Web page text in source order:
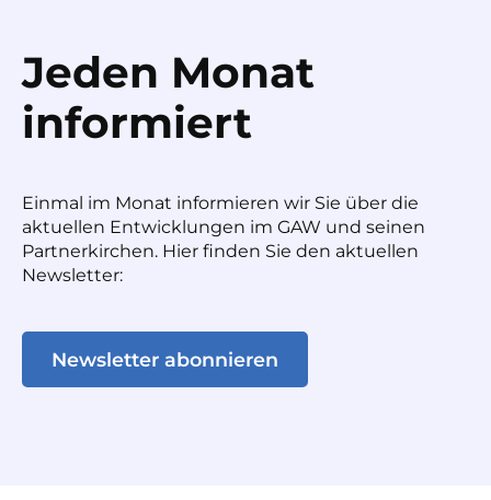
Jeden Monat
informiert
Einmal im Monat informieren wir Sie über die
aktuellen Entwicklungen im GAW und seinen
Partnerkirchen. Hier finden Sie den aktuellen
Newsletter:
Newsletter abonnieren